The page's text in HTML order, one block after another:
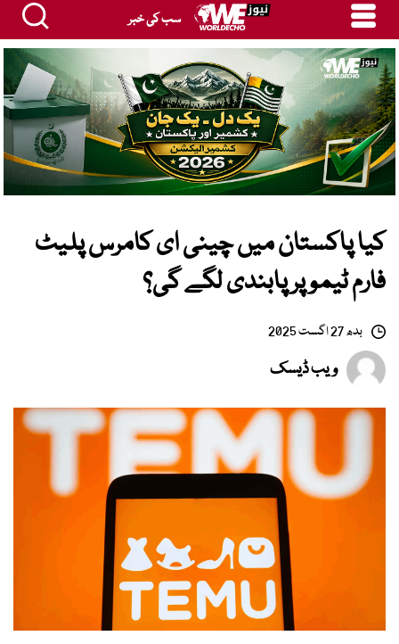
سب کی خبر
کیا پاکستان میں چینی ای کامرس پلیٹ
فارم ٹیمو پر پابندی لگے گی؟
بدھ 27 اگست 2025
ویب ڈیسک